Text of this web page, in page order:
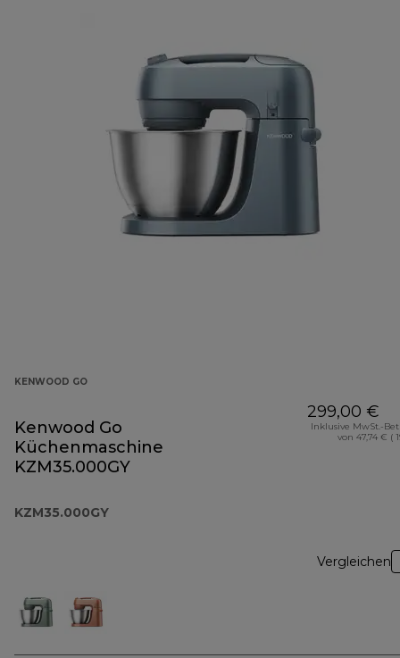
KENWOOD GO
Kenwood Go
Küchenmaschine
KZM35.000GY
KZM35.000GY
299,00 €
Inklusive MwSt.-
von 47,74 € (
Vergleichen